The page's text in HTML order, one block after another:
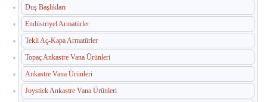
Umumi Wc ve Banyo Ekipmanları
Havuz Duş Kulesi & Sahil Duş Kulesi
Açık Alan Su Çeşmesi(Sebil)
Medikal Ekipmanlar
Duş Başlıkları
Endüstriyel Armatürler
Tekli Aç-Kapa Armatürler
Topaç Ankastre Vana Ürünleri
Ankastre Vana Ürünleri
Joystick Ankastre Vana Ürünleri